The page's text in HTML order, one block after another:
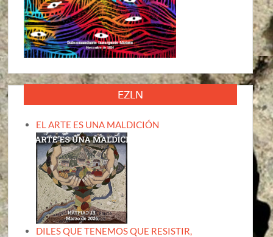
EZLN
EL ARTE ES UNA MALDICIÓN
DILES QUE TENEMOS QUE RESISTIR,